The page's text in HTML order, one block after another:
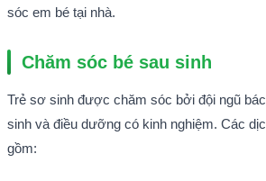
sóc em bé tại nhà.
Chăm sóc bé sau sinh
Trẻ sơ sinh được chăm sóc bởi đội ngũ
sinh và điều dưỡng có kinh nghiệm. Các
gồm: